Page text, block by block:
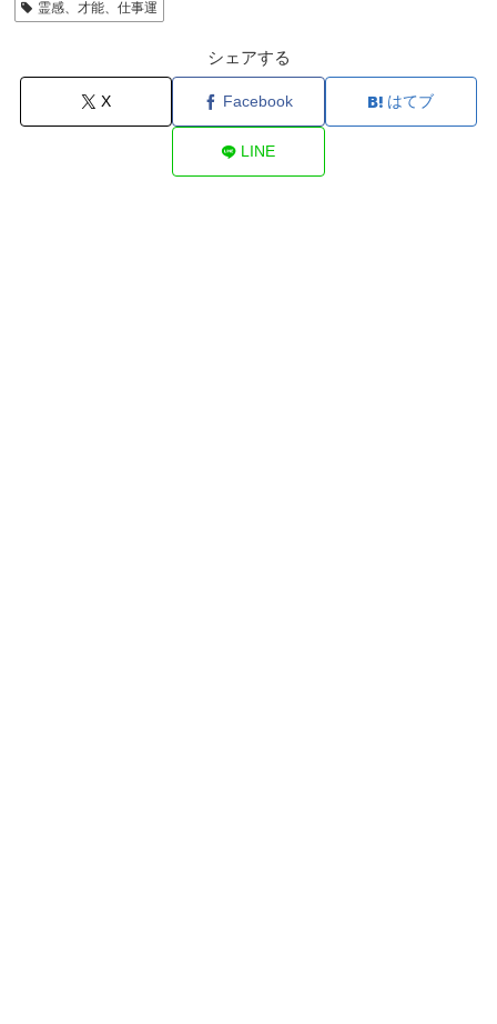
霊感、才能、仕事運
シェアする
X Facebook はてブ
LINE